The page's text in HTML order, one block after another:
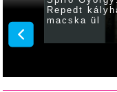
Repedt
macska ül